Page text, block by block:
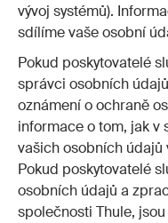
vývoj systémů).
sdílíme vaše osobní
Pokud poskytovatelé
správci osobních
oznámení o ochraně
informace o tom, jak v
vašich osobních údajů
Pokud poskytovatelé
osobních údajů a
společnosti Thule,